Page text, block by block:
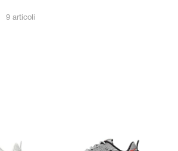
9 articoli